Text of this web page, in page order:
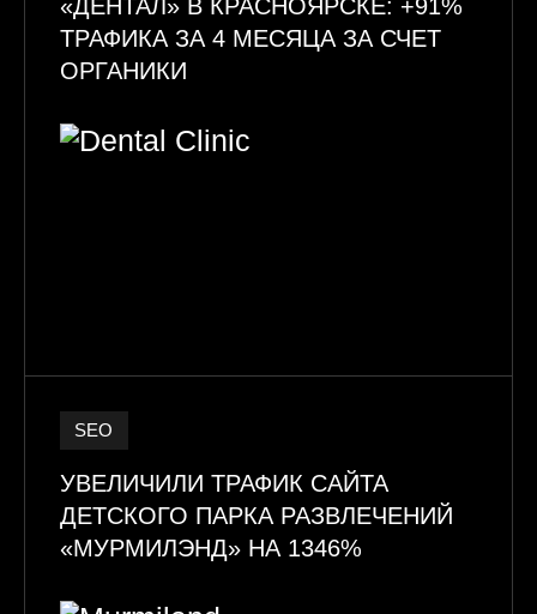
«ДЕНТАЛ» В КРАСНОЯРСКЕ: +91%
ТРАФИКА ЗА 4 МЕСЯЦА ЗА СЧЕТ
ОРГАНИКИ
SEO
УВЕЛИЧИЛИ ТРАФИК САЙТА
ДЕТСКОГО ПАРКА РАЗВЛЕЧЕНИЙ
«МУРМИЛЭНД» НА 1346%